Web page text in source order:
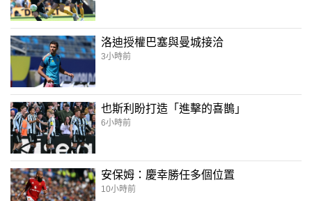
洛迪授權巴塞與曼城接洽
3小時前
也斯利盼打造「進擊的喜鵲」
6小時前
安保姆：慶幸勝任多個位置
10小時前